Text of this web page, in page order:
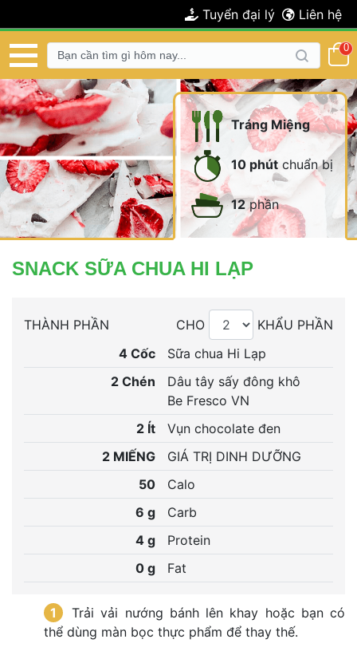
Liên hệ
Tuyển đại lý
0
Tráng Miệng
10 phút chuẩn bị
12 phần
SNACK SỮA CHUA HI LẠP
THÀNH PHẦN CHO
KHẨU PHẦN
4 Cốc
Sữa chua Hi Lạp
2 Chén
Dâu tây sấy đông khô
Be Fresco VN
2 Ít
Vụn chocolate đen
2 MIẾNG
GIÁ TRỊ DINH DƯỠNG
50
Calo
6 g
Carb
4 g
Protein
0 g Fat
Trải vải nướng bánh lên khay hoặc bạn có
thể dùng màn bọc thực phẩm để thay thế.